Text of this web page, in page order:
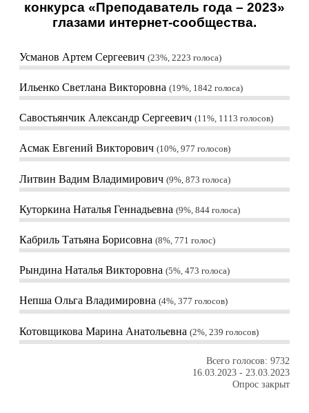
конкурса «Преподаватель года – 2023»
глазами интернет-сообщества.
Усманов Артем Сергеевич 23%, 2223 голоса
Ильенко Светлана Викторовна 19%, 1842 голоса
Савостьянчик Александр Сергеевич 11%, 1113 голосов
Асмак Евгений Викторович 10%, 977 голосов
Литвин Вадим Владимирович 9%, 873 голоса
Куторкина Наталья Геннадьевна 9%, 844 голоса
Кабриль Татьяна Борисовна 8%, 771 голос
Рындина Наталья Викторовна 5%, 473 голоса
Непша Ольга Владимировна 4%, 377 голосов
Котовщикова Марина Анатольевна 2%, 239 голосов
Всего голосов: 9732
16.03.2023 - 23.03.2023
Опрос закрыт